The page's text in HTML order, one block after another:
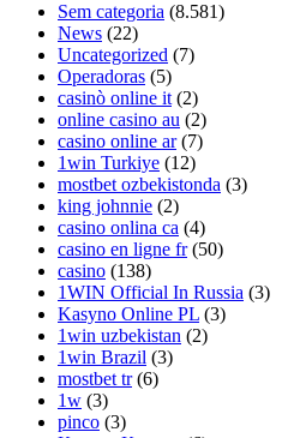
Sem categoria (8.581)
News (22)
Uncategorized (7)
Operadoras (5)
casinò online it (2)
online casino au (2)
casino online ar(7)
1win Turkiye (12)
mostbet ozbekistonda (3)
king johnnie (2)
casino onlina ca (4)
casino en ligne fr(50)
casino (138)
1WIN Official In Russia (3)
Kasyno Online PL (3)
1win uzbekistan (2)
1win Brazil (3)
mostbet tr(6)
1w (3)
pinco (3)